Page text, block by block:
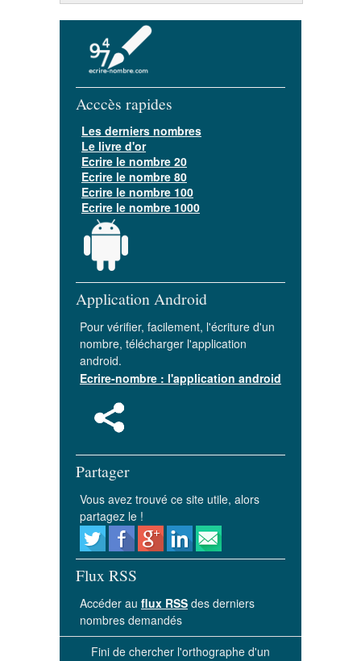
Acccès rapides
Les derniers nombres
Le livre d'or
Ecrire le nombre 20
Ecrire le nombre 80
Ecrire le nombre 100
Ecrire le nombre 1000
Application Android
Pour vérifier, facilement, l'écriture d'un
nombre, télécharger l'application
android.
Ecrire-nombre : l'application android
Partager
Vous avez trouvé ce site utile, alors
partagez le !
Flux RSS
Accéder au flux RSS des derniers
nombres demandés
Fini de chercher l'orthographe d'un